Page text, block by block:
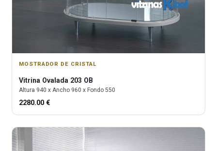
MOSTRADOR DE CRISTAL
Vitrina Ovalada 203 OB
Altura 940 x Ancho 960 x Fondo 550
2280.00 €